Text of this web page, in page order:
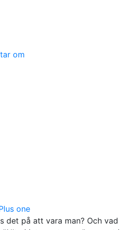
om
one
det på att vara man? Och vad